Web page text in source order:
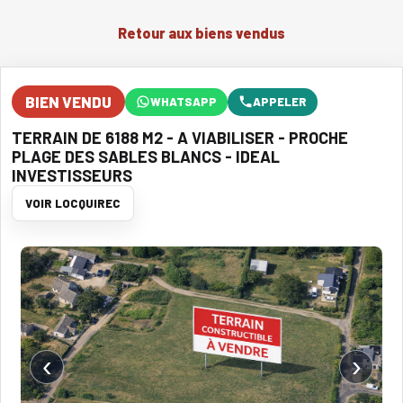
Retour aux biens vendus
BIEN VENDU WHATSAPP APPELER
TERRAIN DE 6188 M2 - A VIABILISER - PROCHE
PLAGE DES SABLES BLANCS - IDEAL
INVESTISSEURS
VOIR LOCQUIREC
‹ ›